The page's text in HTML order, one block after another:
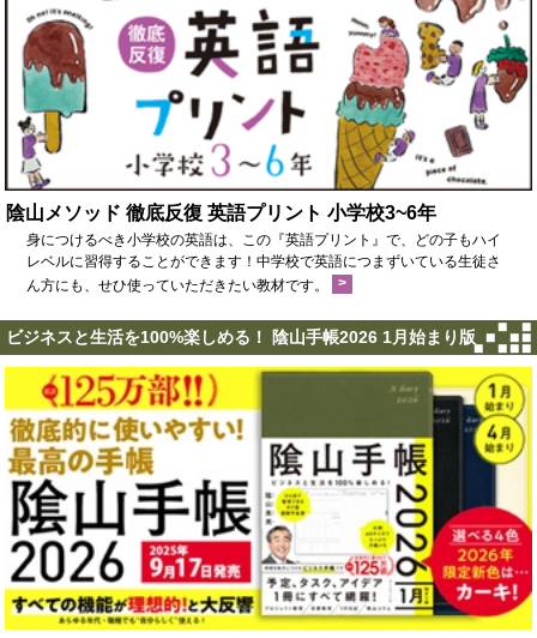
陰山メソッド 徹底反復 英語プリント 小学校3~6年
身につけるべき小学校の英語は、この『英語プリント』で、どの子もハイ
レベルに習得することができます！中学校で英語につまずいている生徒さ
ん方にも、せひ使っていただきたい教材です。
>
ビジネスと生活を100%楽しめる！ 陰山手帳2026 1月始まり版